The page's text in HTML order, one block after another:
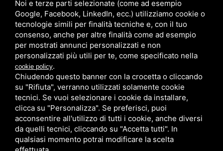
Partner
PRIVACY SITEMAP/ QUESTO SITO È PROTETTO DA GOOGLE
RECAPTCHA V3,PRIVACY POLICYE TERMS OF SERVICEDI GOOGLE.
Noi e terze parti selezionate (come ad esempio
Google, Facebook, LinkedIn, ecc.) utilizziamo cookie o
tecnologie simili per finalità tecniche e, con il tuo
consenso, anche per altre finalità come ad esempio
per mostrati annunci personalizzati e non
personalizzati più utili per te, come specificato nella
cookie policy.
Chiudendo questo banner con la crocetta o cliccando
su "Rifiuta", verranno utilizzati solamente cookie
tecnici. Se vuoi selezionare i cookie da installare,
clicca su "Personalizza". Se preferisci, puoi
acconsentire all'utilizzo di tutti i cookie, anche diversi
da quelli tecnici, cliccando su "Accetta tutti". In
qualsiasi momento potrai modificare la scelta